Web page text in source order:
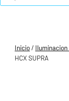
Inicio/ Iluminacion
HCX SUPRA